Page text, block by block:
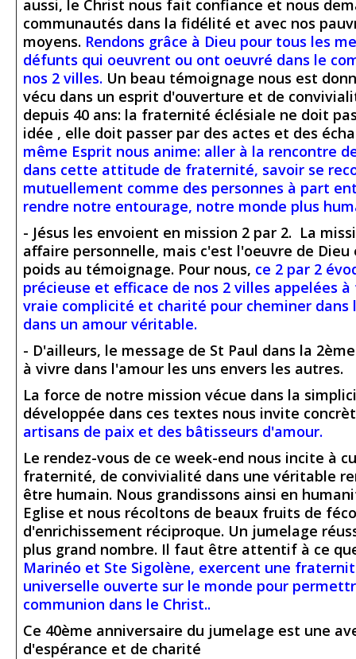
aussi, le Christ nous fait confiance et nous
communautés dans la fidélité et avec nos
moyens. Rendons grâce à Dieu pour tous les
défunts qui oeuvrent ou ont oeuvré dans le
nos 2 villes. Un beau témoignage nous est
vécu dans un esprit d'ouverture et de
depuis 40 ans: la fraternité éclésiale ne doit
idée , elle doit passer par des actes et des
même Esprit nous anime: aller à la rencontre
dans cette attitude de fraternité, savoir se
mutuellement comme des personnes à part
rendre notre entourage, notre monde plus
- Jésus les envoient en mission 2 par 2. La
affaire personnelle, mais c'est l'oeuvre de Dieu
poids au témoignage. Pour nous, ce 2 par 2
précieuse et efficace de nos 2 villes appelées
vraie complicité et charité pour cheminer dans
dans un amour véritable.
- D'ailleurs, le message de St Paul dans la
à vivre dans l'amour les uns envers les autres.
La force de notre mission vécue dans la
développée dans ces textes nous invite
artisans de paix et des bâtisseurs d'amour.
Le rendez-vous de ce week-end nous incite à
fraternité, de convivialité dans une véritable
être humain. Nous grandissons ainsi en
Eglise et nous récoltons de beaux fruits de
d'enrichissement réciproque. Un jumelage
plus grand nombre. Il faut être attentif à ce
Marinéo et Ste Sigolène, exercent une
universelle ouverte sur le monde pour
communion dans le Christ..
Ce 40ème anniversaire du jumelage est une
d'espérance et de charité